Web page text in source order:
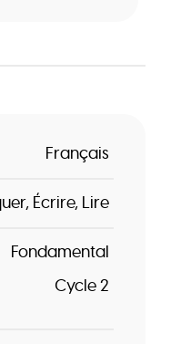
Français
Écrire Lire
Fondamental
Cycle 2